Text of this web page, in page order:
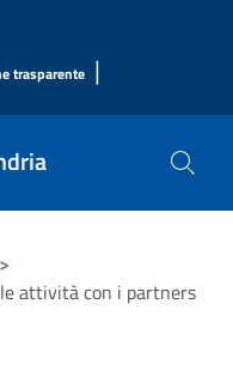
trasparente |
>
attività con i partners